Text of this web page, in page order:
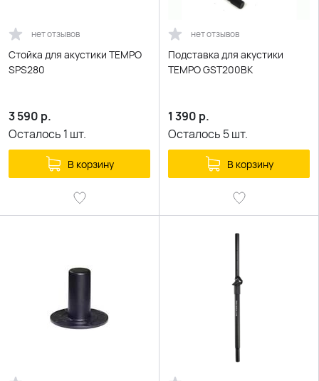
нет отзывов
Стойка для акустики TEMPO
SPS280
3 590 р.
Осталось 1 шт.
В корзину
нет отзывов
Подставка для акустики
TEMPO GST200BK
1 390 р.
Осталось 5шт.
В корзину